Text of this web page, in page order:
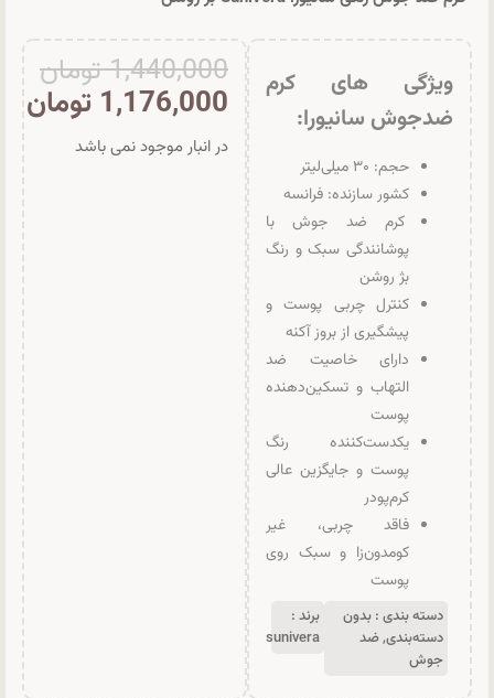
ویژگی های کرم
ضدجوش سانیورا:
حجم: ۳۰ میلی‌لیتر
کشور سازنده: فرانسه
کرم ضد جوش با
پوشانندگی سبک و رنگ
بژ روشن
کنترل چربی پوست و
پیشگیری از بروز آکنه
دارای خاصیت ضد
التهاب و تسکین‌دهنده
پوست
یکدست‌کننده رنگ
پوست و جایگزین عالی
کرم‌پودر
فاقد چربی، غیر
کومدون‌زا و سبک روی
پوست
دسته بندی : بدون
دسته‌بندی,ضد
جوش
برند :
sunivera
1,440,000تومان
1,176,000 تومان
در انبار موجود نمی باشد